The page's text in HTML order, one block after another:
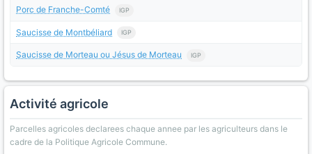
Porc de Franche-Comté IGP
Saucisse de Montbéliard IGP
Saucisse de Morteau ou Jésus de Morteau IGP
Activité agricole
Parcelles agricoles declarees chaque annee par les agriculteurs dans le
cadre de la Politique Agricole Commune.